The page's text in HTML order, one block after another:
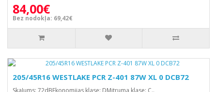
84,00€
Bez nodokļa: 69,42€
205/45R16 WESTLAKE PCR Z-401 87W XL 0 DCB72
Skaļums: 72dBEkonomijas klase: DMitruma klase: C..